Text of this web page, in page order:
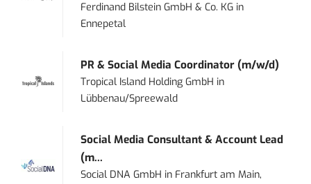
Ferdinand Bilstein GmbH & Co. KG in
Ennepetal
PR & Social Media Coordinator (m/w/d)
Tropical Island Holding GmbH in
Lübbenau/Spreewald
Social Media Consultant & Account Lead
(m...
Social DNA GmbH in Frankfurt am Main,